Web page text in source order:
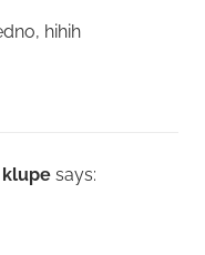
hihih
klupe says: